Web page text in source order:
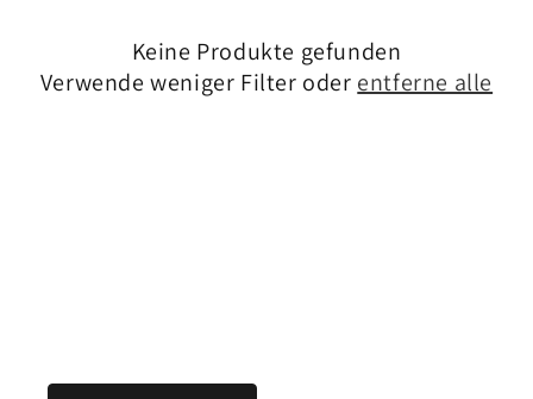
Keine Produkte gefunden
Verwende weniger Filter oder entferne alle